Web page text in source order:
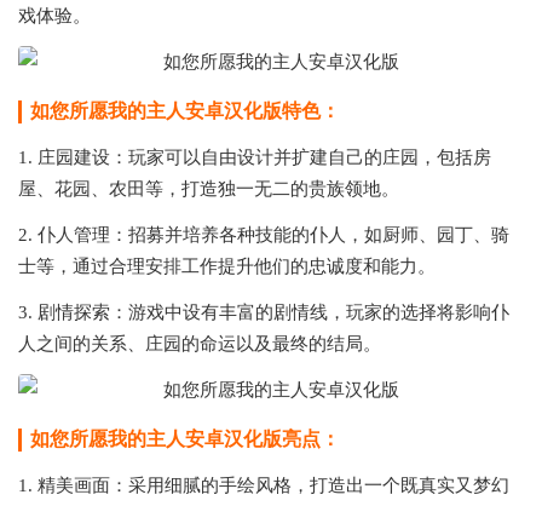
戏体验。
如您所愿我的主人安卓汉化版特色：
1. 庄园建设：玩家可以自由设计并扩建自己的庄园，包括房
屋、花园、农田等，打造独一无二的贵族领地。
2. 仆人管理：招募并培养各种技能的仆人，如厨师、园丁、骑
士等，通过合理安排工作提升他们的忠诚度和能力。
3. 剧情探索：游戏中设有丰富的剧情线，玩家的选择将影响仆
人之间的关系、庄园的命运以及最终的结局。
如您所愿我的主人安卓汉化版亮点：
1. 精美画面：采用细腻的手绘风格，打造出一个既真实又梦幻